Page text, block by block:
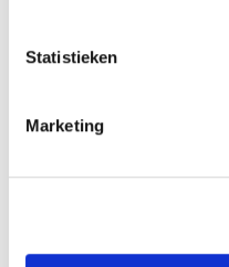
Statistieken
Marketing
hij de inhoud
maken. De
weerlegd.
onderbouwd